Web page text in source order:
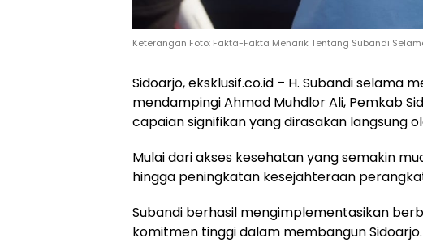
Keterangan Foto: Fakta-Fakta Menarik Tentang Subandi
Sidoarjo, eksklusif.co.id – H. Subandi selama
mendampingi Ahmad Muhdlor Ali, Pemkab
capaian signifikan yang dirasakan langsung
Mulai dari akses kesehatan yang semakin
hingga peningkatan kesejahteraan
Subandi berhasil mengimplementasikan
komitmen tinggi dalam membangun Sidoarjo.